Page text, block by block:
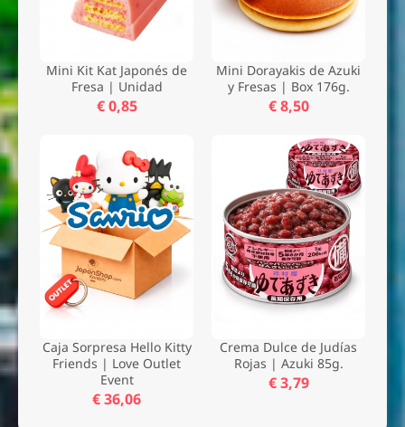
Mini Kit Kat Japonés de
Fresa | Unidad
€ 0,85
Mini Dorayakis de Azuki
y Fresas | Box 176g.
€ 8,50
Caja Sorpresa Hello Kitty
Friends | Love Outlet
Event
€ 36,06
Crema Dulce de Judías
Rojas | Azuki 85g.
€ 3,79